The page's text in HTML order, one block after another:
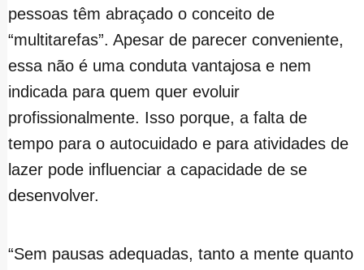
pessoas têm abraçado o conceito de
“multitarefas”. Apesar de parecer conveniente,
essa não é uma conduta vantajosa e nem
indicada para quem quer evoluir
profissionalmente. Isso porque, a falta de
tempo para o autocuidado e para atividades de
lazer pode influenciar a capacidade de se
desenvolver.
“Sem pausas adequadas, tanto a mente quanto